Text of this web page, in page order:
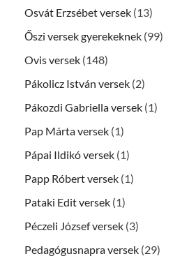
Osvát Erzsébet versek (13)
Őszi versek gyerekeknek (99)
Ovis versek (148)
Pákolicz István versek (2)
Pákozdi Gabriella versek (1)
Pap Márta versek (1)
Pápai Ildikó versek (1)
Papp Róbert versek (1)
Pataki Edit versek (1)
Péczeli József versek (3)
Pedagógusnapra versek (29)